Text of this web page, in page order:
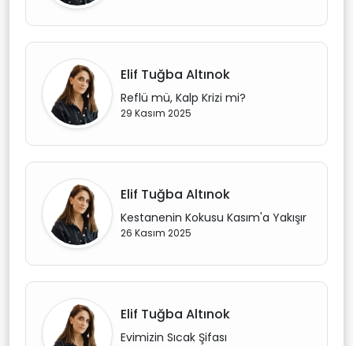
Elif Tuğba Altınok
Reflü mü, Kalp Krizi mi?
29 Kasım 2025
Elif Tuğba Altınok
Kestanenin Kokusu Kasım'a Yakışır
26 Kasım 2025
Elif Tuğba Altınok
Evimizin Sıcak Şifası